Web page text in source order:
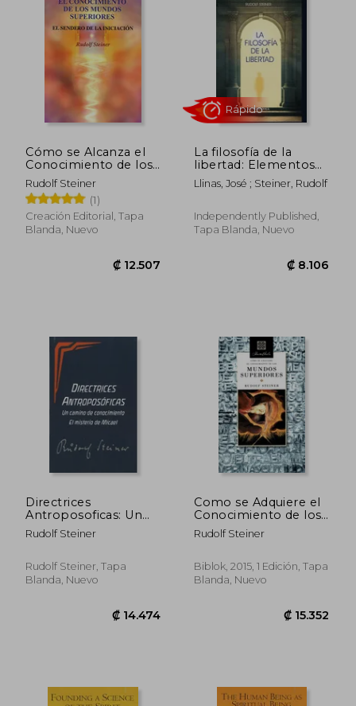
Cómo se Alcanza el
Conocimiento de los
Mundos Superiores.
El Sendero de la
Iniciación
Rudolf Steiner
(1)
Creación Editorial, Tapa
Blanda, Nuevo
La filosofía de la
libertad: Elementos
básicos de una
cosmovisión
Llinas, José ; Steiner, Rudolf
Independently Published,
Tapa Blanda, Nuevo
Directrices
Antroposoficas: Un
Camino de
Conocimiento. El
Rudolf Steiner
Rudolf Steiner, Tapa
Blanda, Nuevo
Como se Adquiere el
Conocimiento de los
Mundos Superiores
Rudolf Steiner
Biblok, 2015, 1 Edición, Tapa
Blanda, Nuevo